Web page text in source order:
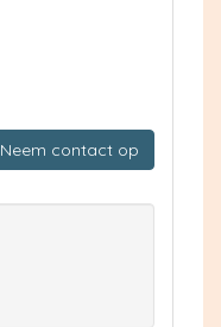
Neem contact op